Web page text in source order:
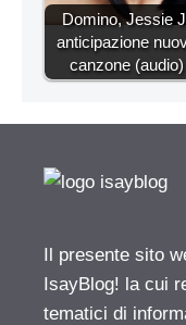
Domino, Jessie
anticipazione
canzone (audio)
Il presente sito
IsayBlog! la cui
tematici di